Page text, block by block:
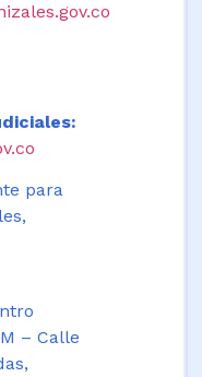
para
– Calle